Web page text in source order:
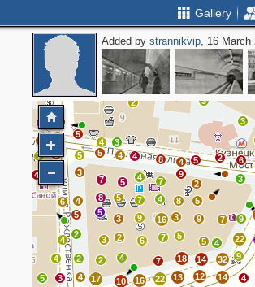
Gallery
Added bystrannikvip, 16 March
3
3
5
4
9
8
4
3
2
2
2
8
8
5
5
7
4
6
4
5
8
3
5
4
4
7
5
5
7
4
7
4
9
16
3
5
3 2
6
4
2
17
4
2
4
4
2
5 3 10 16
22
14 4
32 9
22
7 9
9
4
5
14
12
13
18
5
7
7
3
5
8
2
2
6
3